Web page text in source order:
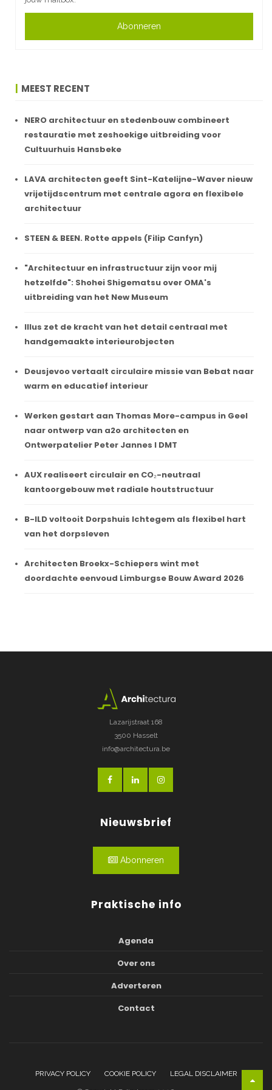
Abonneren
MEEST RECENT
NERO architectuur en stedenbouw combineert
restauratie met zeshoekige uitbreiding voor
Cultuurhuis Hansbeke
LAVA architecten geeft Sint-Katelijne-Waver nieuw
vrijetijdscentrum met centrale agora en flexibele
architectuur
STEEN & BEEN. Rotte appels (Filip Canfyn)
"Architectuur en infrastructuur zijn voor mij
hetzelfde": Shohei Shigematsu over OMA's
uitbreiding van het New Museum
Illus zet de kracht van het detail centraal met
handgemaakte interieurobjecten
Deusjevoo vertaalt circulaire missie van Bebat naar
warm en educatief interieur
Werken gestart aan Thomas More-campus in Geel
naar ontwerp van a2o architecten en
Ontwerpatelier Peter Jannes I DMT
AUX realiseert circulair en CO₂-neutraal
kantoorgebouw met radiale houtstructuur
B-ILD voltooit Dorpshuis Ichtegem als flexibel hart
van het dorpsleven
Architecten Broekx-Schiepers wint met
doordachte eenvoud Limburgse Bouw Award 2026
Lazarijstraat 168
3500 Hasselt
info@architectura.be
Nieuwsbrief
Abonneren
Praktische info
Agenda
Over ons
Adverteren
Contact
PRIVACY POLICY COOKIE POLICY LEGAL DISCLAIMER